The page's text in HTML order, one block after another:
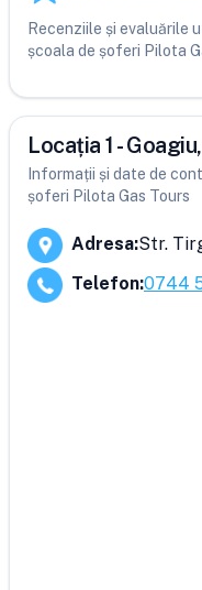
Recenziile și evaluările
școala de șoferi Pilota
Locația 1 -
Informații și date de
șoferi Pilota Gas Tours
Adresa:Str.
Telefon:0744